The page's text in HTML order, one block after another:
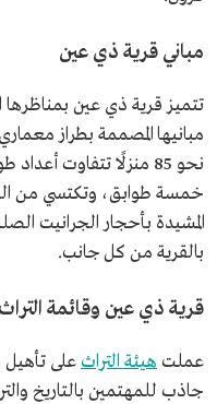
مباني قرية ذي عين
تتميز قرية ذي عين بمناظرها
مبانيها المصممة بطراز
نحو 85 منزلًا تتفاوت
خمسة طوابق، وتكتسي من
المشيدة بأحجار الجرانيت
بالقرية من كل جانب.
قرية ذي عين وقائمة التراث
عملت هيئة التراثعلى تأهيل
جاذب للمهتمين بالتاريخ